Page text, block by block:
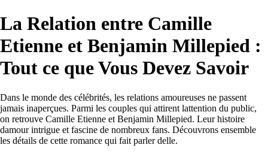
La Relation entre Camille
Etienne et Benjamin Millepied :
Tout ce que Vous Devez Savoir
Dans le monde des célébrités, les relations amoureuses ne passent
jamais inaperçues. Parmi les couples qui attirent lattention du public,
on retrouve Camille Etienne et Benjamin Millepied. Leur histoire
damour intrigue et fascine de nombreux fans. Découvrons ensemble
les détails de cette romance qui fait parler delle.